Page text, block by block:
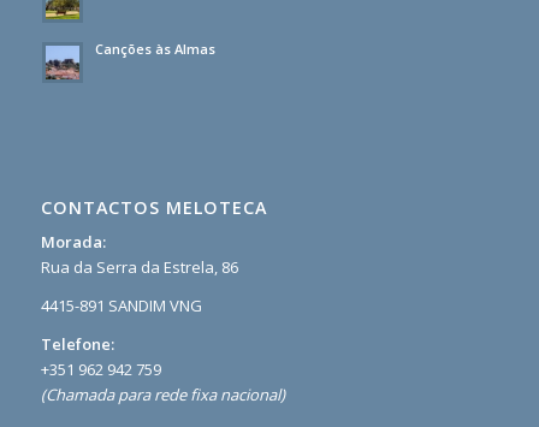
Canções às Almas
CONTACTOS MELOTECA
Morada:
Rua da Serra da Estrela, 86
4415-891 SANDIM VNG
Telefone:
+351 962 942 759
(Chamada para rede fixa nacional)